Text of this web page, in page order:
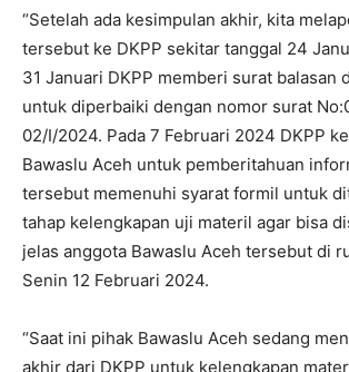
“Setelah ada kesimpulan akhir, kita
tersebut ke DKPP sekitar tanggal 24
31 Januari DKPP memberi surat balasan
untuk diperbaiki dengan nomor surat
02/I/2024. Pada 7 Februari 2024 DKPP
Bawaslu Aceh untuk pemberitahuan
tersebut memenuhi syarat formil untuk
tahap kelengkapan uji materil agar bisa
jelas anggota Bawaslu Aceh tersebut di
Senin 12 Februari 2024.
“Saat ini pihak Bawaslu Aceh sedang
akhir dari DKPP untuk kelengkapan